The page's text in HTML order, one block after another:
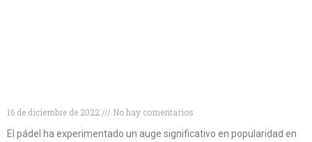
16 de diciembre de 2022
No hay comentarios
El pádel ha experimentado un auge significativo en popularidad en